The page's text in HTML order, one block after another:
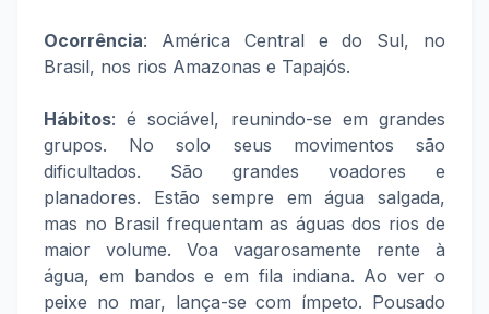
Ocorrência: América Central e do Sul, no
Brasil, nos rios Amazonas e Tapajós.
Hábitos: é sociável, reunindo-se em grandes
grupos. No solo seus movimentos são
dificultados. São grandes voadores e
planadores. Estão sempre em água salgada,
mas no Brasil frequentam as águas dos rios de
maior volume. Voa vagarosamente rente à
água, em bandos e em fila indiana. Ao ver o
peixe no mar, lança-se com ímpeto. Pousado